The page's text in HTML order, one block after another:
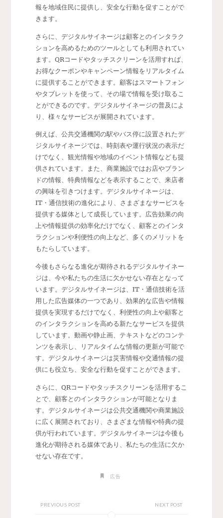
報を地域住民に提供し、安全な行動を促すことがで
きます。
さらに、デジタルサイネージは顧客とのインタラク
ションを高めるためのツールとしても利用されてい
ます。QRコードやタッチスクリーンを活用すれば、
お得なクーポンやキャンペーン情報をリアルタイム
に提供することができます。顧客はスマートフォン
やタブレットを使って、その場で情報を受け取るこ
とができるのです。デジタルサイネージの普及によ
り、様々なサービスが展開されています。
例えば、公共交通機関の駅やバス停に設置されたデ
ジタルサイネージでは、時刻表や運行状況の表示だ
けでなく、観光情報や地域のイベント情報なども提
供されています。また、商業施設ではお店やブラン
ドの情報、特典情報などを表示することで、来店者
の興味を引きつけます。デジタルサイネージは、
IT・通信技術の進化により、さまざまなサービスを
提供する媒体として成長しています。広告効果の向
上や情報提供の効率化だけでなく、顧客とのインタ
ラクションや利便性の向上など、多くのメリットを
もたらしています。
今後もさらなる進化が期待されるデジタルサイネー
ジは、今や私たちの生活に欠かせない存在となって
います。デジタルサイネージは、IT・通信技術を活
用した広告媒体の一つであり、効果的な広告や情報
提供を実現するだけでなく、利便性の向上や顧客と
のインタラクションを高める新たなサービスを提供
しています。動画や静止画、テキストなどのコンテ
ンツを表示し、リアルタイムな情報の更新が可能で
す。デジタルサイネージは災害情報や交通情報の提
供にも役立ち、安全な行動を促すことができます。
さらに、QRコードやタッチスクリーンを活用するこ
とで、顧客とのインタラクションが可能となりま
す。デジタルサイネージは公共交通機関や商業施設
に広く展開されており、さまざまな情報や特典の提
供が行われています。デジタルサイネージは今後も
進化が期待される媒体であり、私たちの生活に欠か
せない存在です。
広告
PREVIOUS POST NEXT POST